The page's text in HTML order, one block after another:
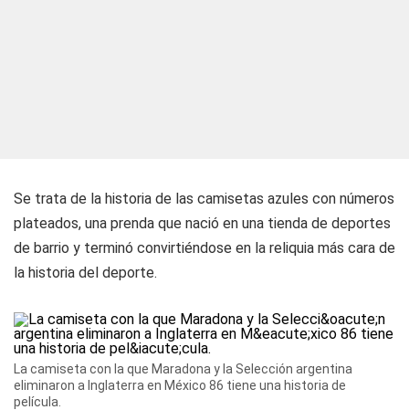
Se trata de la historia de las camisetas azules con números
plateados, una prenda que nació en una tienda de deportes
de barrio y terminó convirtiéndose en la reliquia más cara de
la historia del deporte.
La camiseta con la que Maradona y la Selección argentina
eliminaron a Inglaterra en México 86 tiene una historia de
película.